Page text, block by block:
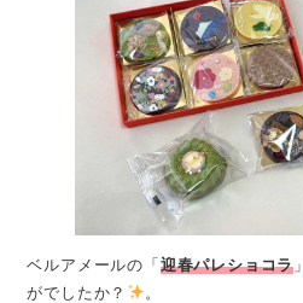
ベルアメールの「 迎春パレショコラ
がでしたか？
。